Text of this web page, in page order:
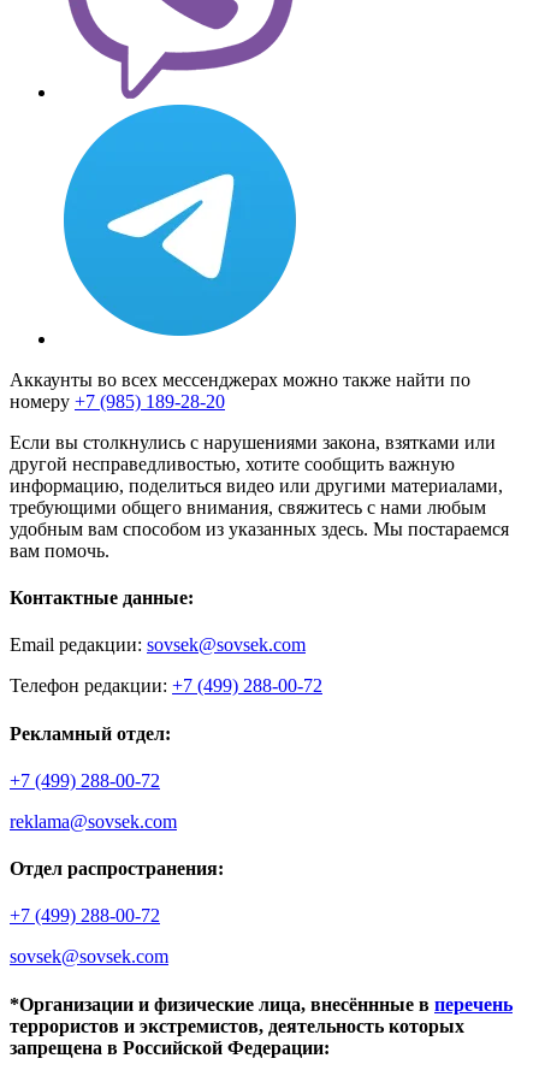
Аккаунты во всех мессенджерах можно также найти по
номеру +7 (985) 189-28-20
Если вы столкнулись с нарушениями закона, взятками или
другой несправедливостью, хотите сообщить важную
информацию, поделиться видео или другими материалами,
требующими общего внимания, свяжитесь с нами любым
удобным вам способом из указанных здесь. Мы постараемся
вам помочь.
Контактные данные:
Email редакции: sovsek@sovsek.com
Телефон редакции: +7 (499) 288-00-72
Рекламный отдел:
+7 (499) 288-00-72
reklama@sovsek.com
Отдел распространения:
+7 (499) 288-00-72
sovsek@sovsek.com
*Организации и физические лица, внесённные в перечень
террористов и экстремистов, деятельность которых
запрещена в Российской Федерации: